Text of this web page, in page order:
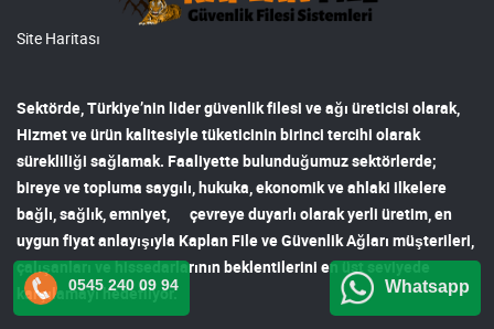
Site Haritası
Sektörde, Türkiye’nin lidergüvenlik filesi ve ağı üreticisi olarak,
Hizmet ve ürün kalitesiyle tüketicinin birinci tercihi olarak
sürekliliği sağlamak. Faaliyette bulunduğumuz sektörlerde;
bireye ve topluma saygılı, hukuka, ekonomik ve ahlaki ilkelere
bağlı, sağlık, emniyet, çevreye duyarlı olarak yerli üretim, en
uygun fiyat anlayışıyla Kaplan File ve Güvenlik Ağları müşterileri,
çalışanları ve hissedarlarının beklentilerini en üst seviyede
karşılamayı hedefliyor.
0545 240 09 94 Whatsapp